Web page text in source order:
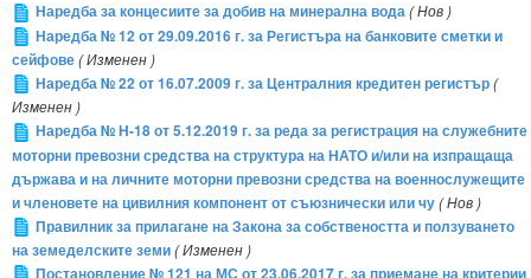
Наредба за концесиите за добив на минерална вода( Нов )
Наредба № 12 от 29.09.2016 г. за Регистъра на банковите сметки и
сейфове( Изменен )
Наредба № 22 от 16.07.2009 г. за Централния кредитен регистър(
Изменен )
Наредба № Н-18 от 5.12.2019 г. за реда за регистрация на служебните
моторни превозни средства на структура на НАТО и/или на изпращаща
държава и на личните моторни превозни средства на военнослужещите
и членовете на цивилния компонент от съюзнически или чу( Нов )
Правилник за прилагане на Закона за собствеността и ползуването
на земеделските земи( Изменен )
Постановление № 121 на МС от 23.06.2017 г. за приемане на критерии